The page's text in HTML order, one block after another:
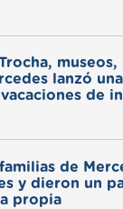
lanzó
vacaciones de
de
y dieron un
propia